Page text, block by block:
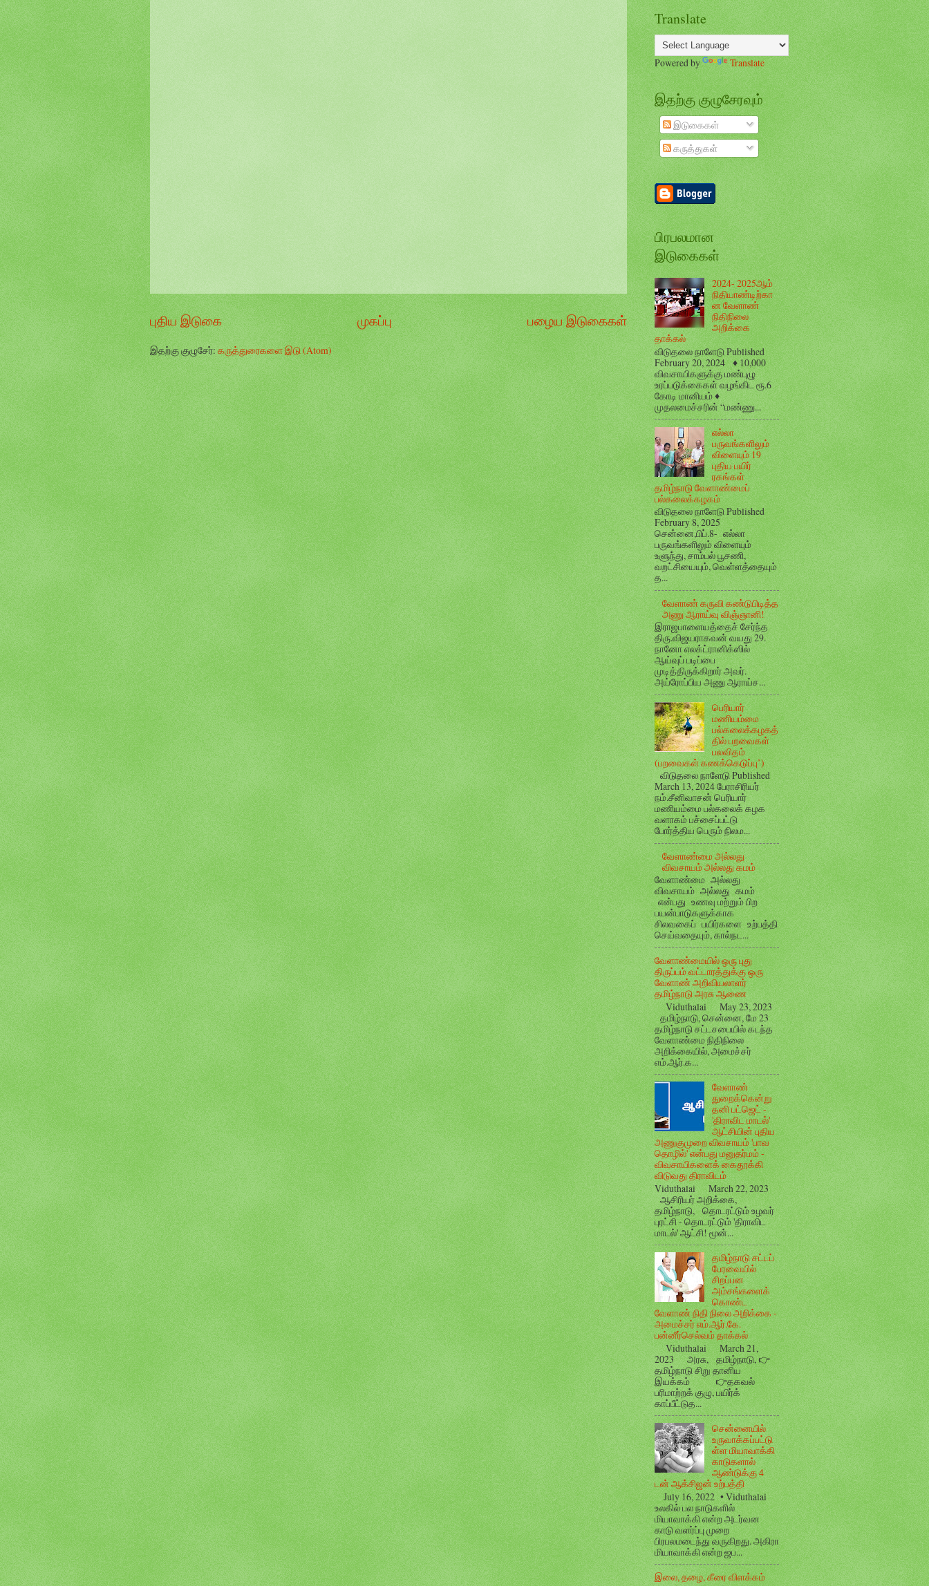
புதிய இடுகை பழைய இடுகைகள்
முகப்பு
இதற்கு குழுசேர்:கருத்துரைகளை இடு (Atom)
Translate
Powered by Translate
இதற்கு குழுசேரவும்
இடுகைகள்
கருத்துகள்
பிரபலமான
இடுகைகள்
2024- 2025ஆம்
நிதியாண்டிற்கா
ன வேளாண்
நிதிநிலை
அறிக்கை
தாக்கல்
விடுதலை நாளேடு Published
February 20, 2024 ♦ 10,000
விவசாயிகளுக்கு மண்புழு
உரப்படுக்கைகள் வழங்கிட ரூ.6
கோடி மானியம் ♦
முதலமைச்சரின் “மண்ணு...
எல்லா
பருவங்களிலும்
விளையும் 19
புதிய பயிர்
ரகங்கள்
தமிழ்நாடு வேளாண்மைப்
பல்கலைக்கழகம்
விடுதலை நாளேடு Published
February 8, 2025
சென்னை,பிப்.8- எல்லா
பருவங்களிலும் விளையும்
உளுந்து, சாம்பல் பூசணி,
வறட்சியையும், வெள்ளத்தையும்
த...
வேளாண் கருவி கண்டுபிடித்த
அணு ஆராய்வு விஞ்ஞானி!
இராஜபாளையத்தைச் சேர்ந்த
திரு.விஜயராகவன் வயது 29.
நானோ எலக்ட்ரானிக்ஸில்
ஆய்வுப் படிப்பை
முடித்திருக்கிறார் அவர்.
அய்ரோப்பிய அணு ஆராய்ச...
பெரியார்
மணியம்மை
பல்கலைக்கழகத்
தில் பறவைகள்
பலவிதம்
(பறவைகள் கணக்கெடுப்பு’)
விடுதலை நாளேடு Published
March 13, 2024 பேராசிரியர்
நம்.சீனிவாசன் பெரியார்
மணியம்மை பல்கலைக் கழக
வளாகம் பச்சைப்பட்டு
போர்த்திய பெரும் நிலம...
வேளாண்மை அல்லது
விவசாயம் அல்லது கமம்
வேளாண்மை அல்லது
விவசாயம் அல்லது கமம்
என்பது உணவு மற்றும் பிற
பயன்பாடுகளுக்காக
சிலவகைப் பயிர்களை உற்பத்தி
செய்வதையும், கால்நட...
வேளாண்மையில் ஒரு புது
திருப்பம் வட்டாரத்துக்கு ஒரு
வேளாண் அறிவியலாளர்
தமிழ்நாடு அரசு ஆணை
Viduthalai May 23, 2023
தமிழ்நாடு, சென்னை, மே 23
தமிழ்நாடு சட்டசபையில் கடந்த
வேளாண்மை நிதிநிலை
அறிக்கையில், அமைச்சர்
எம்.ஆர்.க...
வேளாண்
துறைக்கென்று
தனி பட்ஜெட் -
'திராவிட மாடல்'
ஆட்சியின் புதிய
அணுகுமுறை விவசாயம் 'பாவ
தொழில்' என்பது மனுதர்மம் -
விவசாயிகளைக் கைதூக்கி
விடுவது திராவிடம்
Viduthalai March 22, 2023
ஆசிரியர் அறிக்கை,
தமிழ்நாடு, தொடரட்டும் உழவர்
புரட்சி - தொடரட்டும் 'திராவிட
மாடல்' ஆட்சி! மூன்...
தமிழ்நாடு சட்டப்
பேரவையில்
சிறப்பன
அம்சங்களைக்
கொண்ட
வேளாண் நிதி நிலை அறிக்கை -
அமைச்சர் எம்.ஆர்.கே.
பன்னீர்செல்வம் தாக்கல்
Viduthalai March 21,
2023 அரசு, தமிழ்நாடு, 👉
தமிழ்நாடு சிறு தானிய
இயக்கம் 👉தகவல்
பரிமாற்றக் குழு, பயிர்க்
காப்பீட்டுத...
சென்னையில்
உருவாக்கப்பட்டு
ள்ள மியாவாக்கி
காடுகளால்
ஆண்டுக்கு 4
டன் ஆக்சிஜன் உற்பத்தி
July 16, 2022 • Viduthalai
உலகில் பல நாடுகளில்
மியாவாக்கி என்ற அடர்வன
காடு வளர்ப்பு முறை
பிரபலமடைந்து வருகிறது. அகிரா
மியாவாக்கி என்ற ஜப...
இலை, தழை, கீரை விளக்கம்